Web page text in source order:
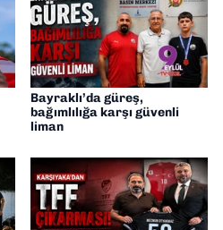
Bayraklı’da güreş,
bağımlılığa karşı güvenli
liman